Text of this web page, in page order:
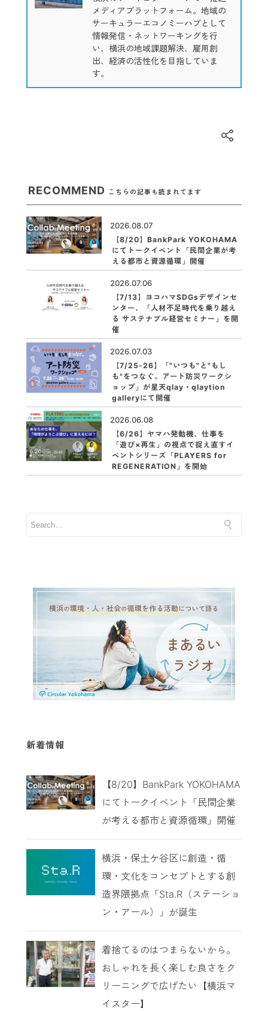
メディアプラットフォーム。地域の
サーキュラーエコノミーハブとして
情報発信・ネットワーキングを行
い、横浜の地域課題解決、雇用創
出、経済の活性化を目指していま
す。
RECOMMEND こちらの記事も読まれてます
2026.08.07
【8/20】BankPark YOKOHAMA
にてトークイベント「民間企業が考
える都市と資源循環」開催
2026.07.06
【7/13】ヨコハマSDGsデザインセ
ンター、「人材不足時代を乗り越え
る サステナブル経営セミナー」を開
催
2026.07.03
【7/25-26】「"いつも"と"もし
も"をつなぐ。アート防災ワークシ
ョップ」が星天qlay・qlaytion
galleryにて開催
2026.06.08
【6/26】ヤマハ発動機、仕事を
「遊び×再生」の視点で捉え直すイ
ベントシリーズ「PLAYERS for
REGENERATION」を開始
新着情報
【8/20】BankPark YOKOHAMA
にてトークイベント「民間企業
が考える都市と資源循環」開催
横浜・保土ケ谷区に創造・循
環・文化をコンセプトとする創
造界隈拠点「Sta.R（ステーショ
ン・アール）」が誕生
着捨てるのはつまらないから。
おしゃれを長く楽しむ良さをク
リーニングで広げたい【横浜マ
イスター】